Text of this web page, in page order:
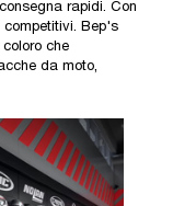
rapidi. Con
Bep's
che
da moto,